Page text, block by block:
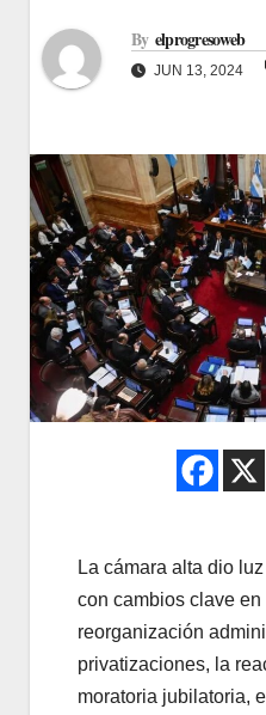
By elprogresoweb
JUN 13, 2024
La cámara alta dio
con cambios clave
reorganización
privatizaciones, la
moratoria jubilatoria,